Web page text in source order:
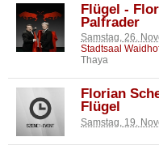
Flügel -
Palfrader
Samstag, 26.
Stadtsaal
Thaya
Florian
Flügel
Samstag, 19.